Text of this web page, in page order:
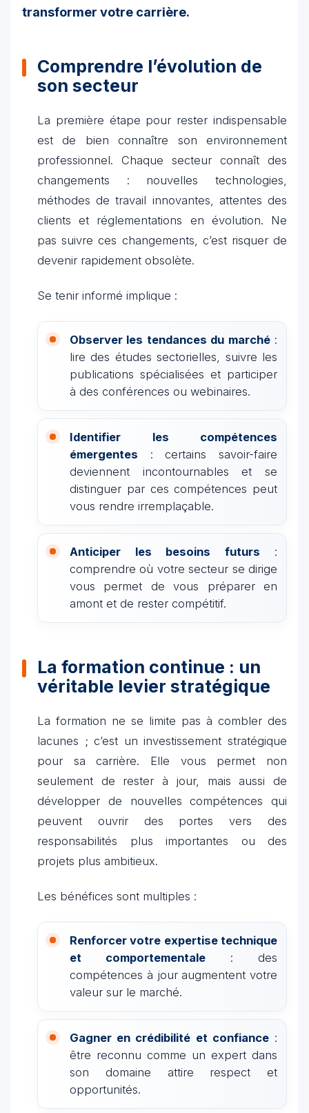
transformer votre carrière.
Comprendre l’évolution de
son secteur
La première étape pour rester indispensable
est de bien connaître son environnement
professionnel. Chaque secteur connaît des
changements : nouvelles technologies,
méthodes de travail innovantes, attentes des
clients et réglementations en évolution. Ne
pas suivre ces changements, c’est risquer de
devenir rapidement obsolète.
Se tenir informé implique :
Observer les tendances du marché:
lire des études sectorielles, suivre les
publications spécialisées et participer
à des conférences ou webinaires.
Identifier les compétences
émergentes : certains savoir-faire
deviennent incontournables et se
distinguer par ces compétences peut
vous rendre irremplaçable.
Anticiper les besoins futurs :
comprendre où votre secteur se dirige
vous permet de vous préparer en
amont et de rester compétitif.
La formation continue : un
véritable levier stratégique
La formation ne se limite pas à combler des
lacunes ; c’est un investissement stratégique
pour sa carrière. Elle vous permet non
seulement de rester à jour, mais aussi de
développer de nouvelles compétences qui
peuvent ouvrir des portes vers des
responsabilités plus importantes ou des
projets plus ambitieux.
Les bénéfices sont multiples :
Renforcer votre expertise technique
et comportementale : des
compétences à jour augmentent votre
valeur sur le marché.
Gagner en crédibilité et confiance:
être reconnu comme un expert dans
son domaine attire respect et
opportunités.